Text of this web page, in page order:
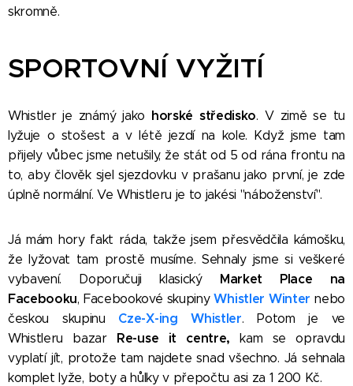
skromně.
SPORTOVNÍ VYŽITÍ
​Whistler je známý jako horské středisko. V zimě se tu
lyžuje o stošest a v létě jezdí na kole. Když jsme tam
přijely vůbec jsme netušily, že stát od 5 od rána frontu na
to, aby člověk sjel sjezdovku v prašanu jako první, je zde
úplně normální. Ve Whistleru je to jakési "náboženství". 😊
Já mám hory fakt ráda, takže jsem přesvědčila kámošku,
že lyžovat tam prostě musíme. Sehnaly jsme si veškeré
vybavení. Doporučuji klasický Market Place na
Facebooku, Facebookové skupinyWhistler Winter nebo
českou skupinu Cze-X-ing Whistler. Potom je ve
Whistleru bazar Re-use it centre, kam se opravdu
vyplatí jít, protože tam najdete snad všechno. Já sehnala
komplet lyže, boty a hůlky v přepočtu asi za 1 200 Kč.